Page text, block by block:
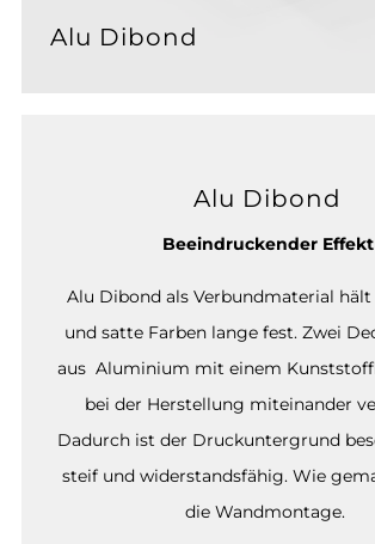
Alu Dibond
Alu Dibond
Beeindruckender Effekt
Alu Dibond als Verbundmaterial hält
und satte Farben lange fest. Zwei
aus Aluminium mit einem
bei der Herstellung miteinander
Dadurch ist der Druckuntergrund
steif und widerstandsfähig. Wie
die Wandmontage.